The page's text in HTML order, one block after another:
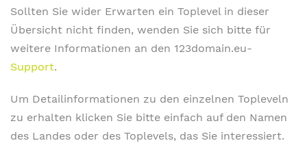
Sollten Sie wider Erwarten ein Toplevel in dieser
Übersicht nicht finden, wenden Sie sich bitte für
weitere Informationen an den 123domain.eu-
Support.
Um Detailinformationen zu den einzelnen Topleveln
zu erhalten klicken Sie bitte einfach auf den Namen
des Landes oder des Toplevels, das Sie interessiert.